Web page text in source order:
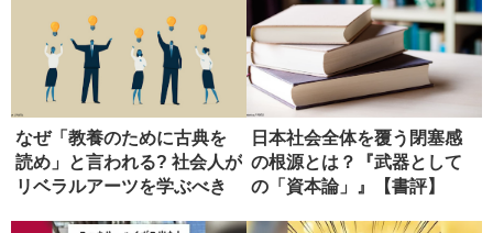
なぜ「教養のために古典を
読め」と言われる? 社会人が
リベラルアーツを学ぶべき
日本社会全体を覆う閉塞感
の根源とは？『武器として
の「資本論」』【書評】